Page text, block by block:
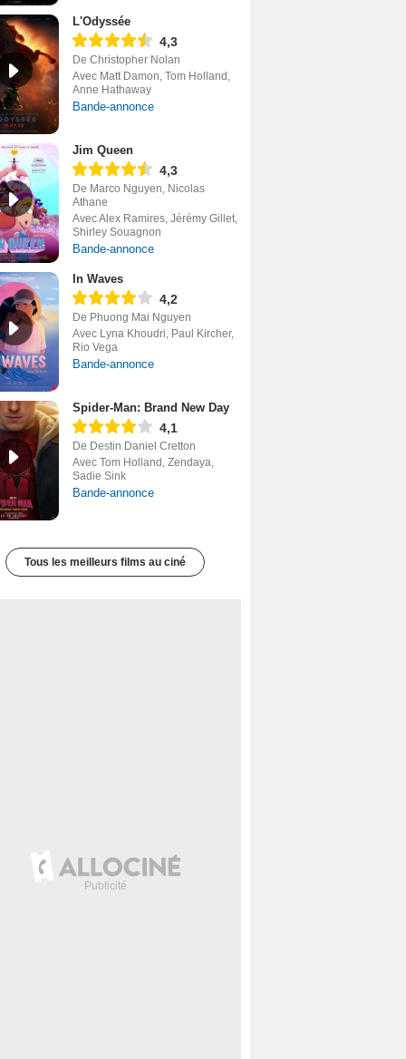
L'Odyssée
4,3
De Christopher Nolan
Avec Matt Damon, Tom Holland,
Anne Hathaway
Bande-annonce
Jim Queen
4,3
De Marco Nguyen, Nicolas
Athane
Avec Alex Ramires, Jérémy Gillet,
Shirley Souagnon
Bande-annonce
In Waves
4,2
De Phuong Mai Nguyen
Avec Lyna Khoudri, Paul Kircher,
Rio Vega
Bande-annonce
Spider-Man: Brand New Day
4,1
De Destin Daniel Cretton
Avec Tom Holland, Zendaya,
Sadie Sink
Bande-annonce
Tous les meilleurs films au ciné